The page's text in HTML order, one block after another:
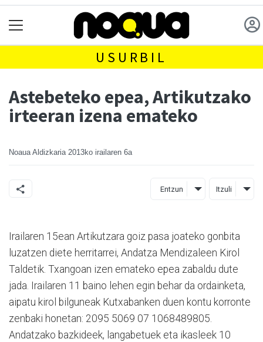
USURBIL
Astebeteko epea, Artikutzako
irteeran izena emateko
Noaua Aldizkaria 2013ko irailaren 6a
Entzun Itzuli
Irailaren 15ean Artikutzara goiz pasa joateko gonbita
luzatzen diete herritarrei, Andatza Mendizaleen Kirol
Taldetik. Txangoan izen emateko epea zabaldu dute
jada. Irailaren 11 baino lehen egin behar da ordainketa,
aipatu kirol bilguneak Kutxabanken duen kontu korronte
zenbaki honetan: 2095 5069 07 1068489805.
Andatzako bazkideek, langabetuek eta ikasleek 10